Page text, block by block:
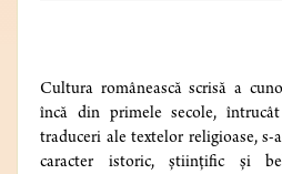
Cultura românească scrisă a
încă din primele secole,
traduceri ale textelor religioase,
caracter istoric, științific și